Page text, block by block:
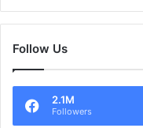
Follow Us
2.1M
Followers